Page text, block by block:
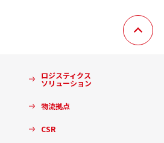
ロジスティクス
ソリューション
物流拠点
CSR